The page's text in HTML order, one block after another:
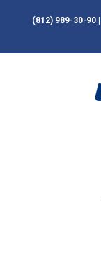
(812) 989-30-90